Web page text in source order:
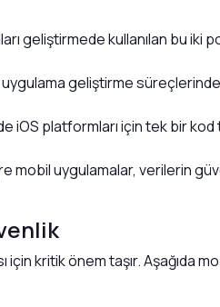
geliştirmede kullanılan bu iki
geliştirme
iOS platformları için tek bir kod
mobil uygulamalar, verilerin
için kritik önem taşır. Aşağıda